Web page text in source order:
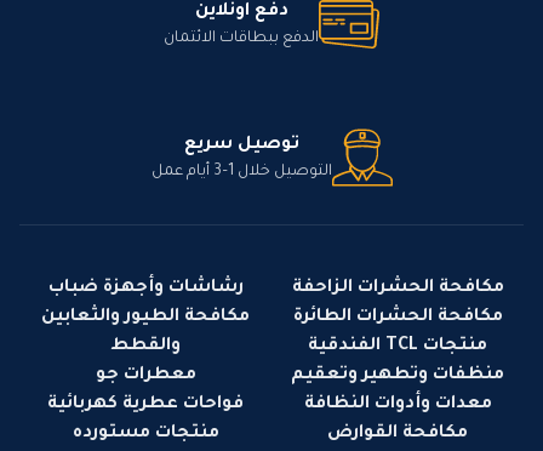
دفع اونلاين
الدفع ببطاقات الائتمان
توصيل سريع
التوصيل خلال 1–3 أيام عمل
مكافحة الحشرات الزاحفة
مكافحة الحشرات الطائرة
منتجات TCL الفندقية
منظفات وتطهير وتعقيم
معدات وأدوات النظافة
مكافحة القوارض
رشاشات وأجهزة ضباب
مكافحة الطيور والثعابين
والقطط
معطرات جو
فواحات عطرية كهربائية
منتجات مستورده